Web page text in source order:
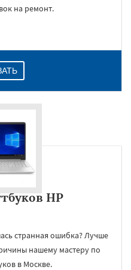
на ремонт.
HP
странная ошибка? Лучше
нашему мастеру по
в Москве.